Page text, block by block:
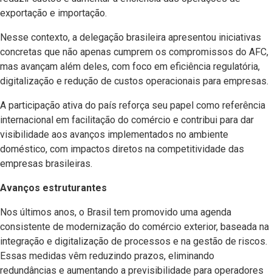
exportação e importação.
Nesse contexto, a delegação brasileira apresentou iniciativas
concretas que não apenas cumprem os compromissos do AFC,
mas avançam além deles, com foco em eficiência regulatória,
digitalização e redução de custos operacionais para empresas.
A participação ativa do país reforça seu papel como referência
internacional em facilitação do comércio e contribui para dar
visibilidade aos avanços implementados no ambiente
doméstico, com impactos diretos na competitividade das
empresas brasileiras.
Avanços estruturantes
Nos últimos anos, o Brasil tem promovido uma agenda
consistente de modernização do comércio exterior, baseada na
integração e digitalização de processos e na gestão de riscos.
Essas medidas vêm reduzindo prazos, eliminando
redundâncias e aumentando a previsibilidade para operadores